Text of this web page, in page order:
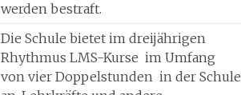
werden bestraft.
Die Schule bietet im dreijährigen
Rhythmus LMS-Kurse im Umfang
von vier Doppelstunden in der Schule